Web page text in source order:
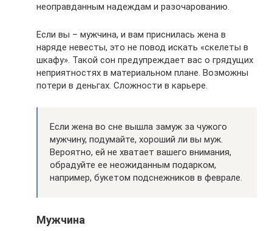
неоправданным надеждам и разочарованию.
Если вы – мужчина, и вам приснилась жена в
наряде невесты, это не повод искать «скелеты в
шкафу». Такой сон предупреждает вас о грядущих
неприятностях в материальном плане. Возможны
потери в деньгах. Сложности в карьере.
Если жена во сне вышла замуж за чужого
мужчину, подумайте, хороший ли вы муж.
Вероятно, ей не хватает вашего внимания,
обрадуйте ее неожиданным подарком,
например, букетом подснежников в феврале.
Мужчина